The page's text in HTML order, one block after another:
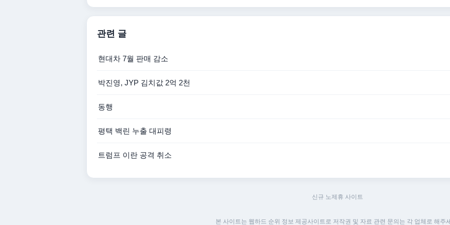
관련 글
현대차 7월 판매 감소
박진영, JYP 김치값 2억 2천
동행
평택 백린 누출 대피령
트럼프 이란 공격 취소
신규 노제휴 사이트
본 사이트는 웹하드 순위 정보 제공사이트로 저작권 및 자료 관련 문의는 각 업체로 해주